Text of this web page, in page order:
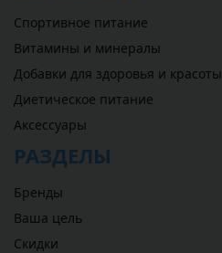
Спортивное питание
Витамины и минералы
Добавки для здоровья и красоты
Диетическое питание
Аксессуары
РАЗДЕЛЫ
Бренды
Ваша цель
Скидки